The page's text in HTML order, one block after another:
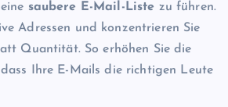
saubere E-Mail-Liste zu führen.
Adressen und konzentrieren Sie
Quantität. So erhöhen Sie die
Ihre E-Mails die richtigen Leute